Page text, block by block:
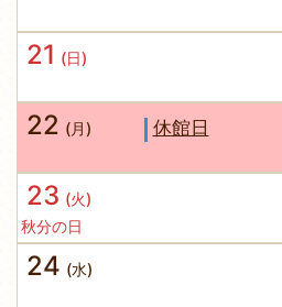
21 (日)
22 (月) 休館日
23 (火)
秋分の日
24 (水)